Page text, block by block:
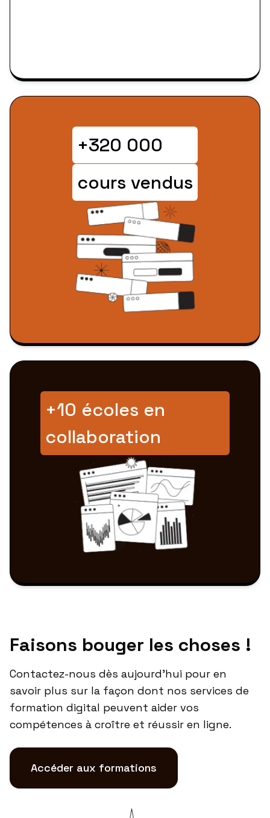
+320 000
cours vendus
+10 écoles en
collaboration
Faisons bouger les choses !
Contactez-nous dès aujourd'hui pour en
savoir plus sur la façon dont nos services de
formation digital peuvent aider vos
compétences à croître et réussir en ligne.
Accéder aux formations